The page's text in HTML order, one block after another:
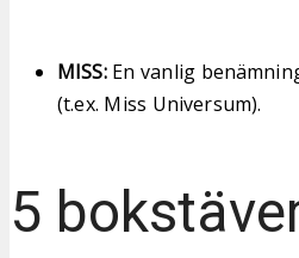
MISS:En vanlig
(t.ex. Miss Universum).
5